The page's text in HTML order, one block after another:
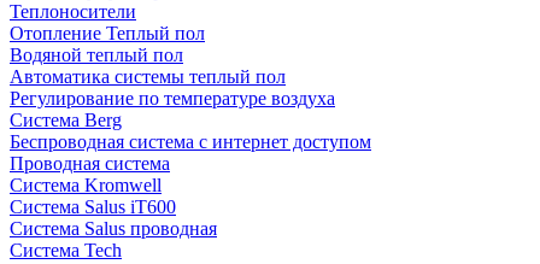
Теплоносители
Отопление Теплый пол
Водяной теплый пол
Автоматика системы теплый пол
Регулирование по температуре воздуха
Система Berg
Беспроводная система с интернет доступом
Проводная система
Система Kromwell
Система Salus iT600
Система Salus проводная
Система Tech